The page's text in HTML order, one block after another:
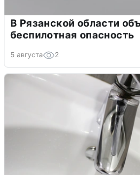
В Рязанской области
беспилотная опасность
5 августа 2